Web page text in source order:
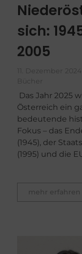
sich:
2005
11. Dezember 2024
Bücher
Das Jahr 2025
Österreich ein
bedeutende
Fokus – das
(1945), der
(1995) und die
mehr erfahren